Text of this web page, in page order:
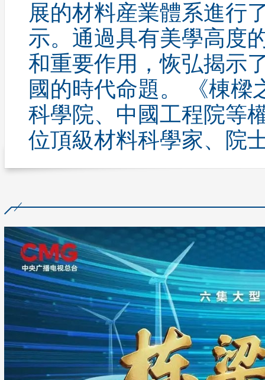
展的材料産業體系進行
示。通過具有美學高度
和重要作用，恢弘揭示
國的時代命題。 《棟
科學院、中國工程院等
位頂級材料科學家、院